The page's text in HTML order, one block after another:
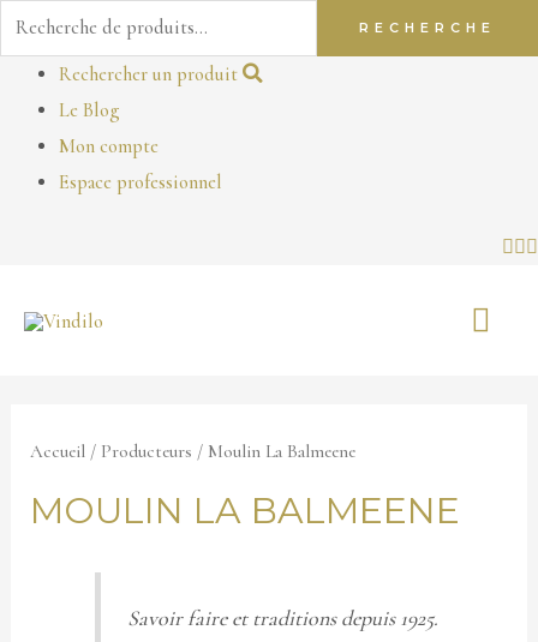
Recherche
pour :
RECHERCHE
Aller
contenu
Rechercher un produit
Le Blog
Mon compte
Espace professionnel
Accueil / Producteurs / Moulin La Balmeene
MOULIN LA BALMEENE
Savoir faire et traditions depuis 1925.